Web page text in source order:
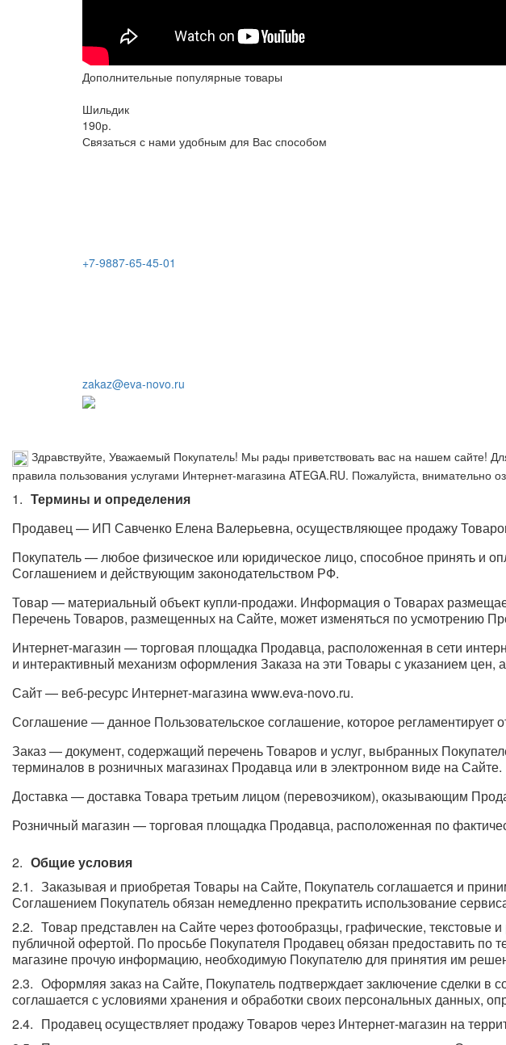
Дополнительные популярные товары
Шильдик
190р.
Связаться с нами удобным для Вас способом
+7-9887-65-45-01
zakaz@eva-novo.ru
Здравствуйте, Уважаемый Покупатель! Мы рады приветствовать вас на нашем сайте!
правила пользования услугами Интернет-магазина ATEGA.RU. Пожалуйста, внимательно
Термины и определения
Продавец — ИП Савченко Елена Валерьевна, осуществляющее продажу
Покупатель — любое физическое или юридическое лицо, способное принять и
Соглашением и действующим законодательством РФ.
Товар — материальный объект купли-продажи. Информация о Товарах
Перечень Товаров, размещенных на Сайте, может изменяться по усмотрению
Интернет-магазин — торговая площадка Продавца, расположенная в сети
и интерактивный механизм оформления Заказа на эти Товары с указанием цен,
Сайт — веб-ресурс Интернет-магазина www.eva-novo.ru.
Соглашение — данное Пользовательское соглашение, которое
Заказ — документ, содержащий перечень Товаров и услуг, выбранных
терминалов в розничных магазинах Продавца или в электронном виде на Сайте.
Доставка — доставка Товара третьим лицом (перевозчиком), оказывающим
Розничный магазин — торговая площадка Продавца, расположенная по
Общие условия
Заказывая и приобретая Товары на Сайте, Покупатель соглашается и
Соглашением Покупатель обязан немедленно прекратить использование
Товар представлен на Сайте через фотообразцы, графические,
публичной офертой. По просьбе Покупателя Продавец обязан предоставить
магазине прочую информацию, необходимую Покупателю для принятия им
Оформляя заказ на Сайте, Покупатель подтверждает заключение сделки в
соглашается с условиями хранения и обработки своих персональных данных,
Продавец осуществляет продажу Товаров через Интернет-магазин на